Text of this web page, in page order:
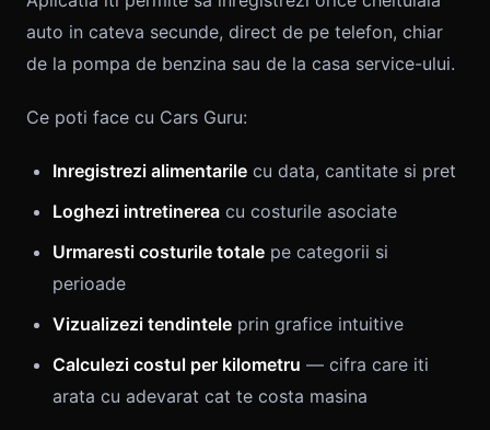
auto in cateva secunde, direct de pe telefon, chiar
de la pompa de benzina sau de la casa service-ului.
Ce poti face cu Cars Guru:
Inregistrezi alimentarile cu data, cantitate si pret
Loghezi intretinerea cu costurile asociate
Urmaresti costurile totale pe categorii si
perioade
Vizualizezi tendintele prin grafice intuitive
Calculezi costul per kilometru — cifra care iti
arata cu adevarat cat te costa masina